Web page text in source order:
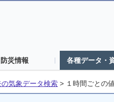
防災情報 各種データ・
の気象データ検索 > １時間ごとの